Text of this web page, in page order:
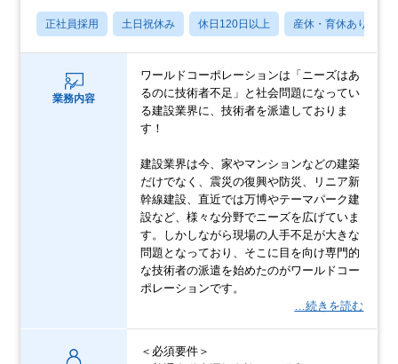
正社員採用 土日祝休み 休日120日以上 産休・育休あり
業務内容
ワールドコーポレーションは「ニーズはあ
るのに技術者不足」と社会問題になってい
る建設業界に、技術者を派遣しておりま
す！
建設業界は今、家やマンションなどの建築
だけでなく、震災の復興や防災、リニア新
幹線建設、直近では万博やテーマパーク建
設など、様々な分野でニーズを広げていま
す。しかしながら現場の人手不足が大きな
問題となっており、そこに目を向け専門的
な技術者の派遣を始めたのがワールドコー
ポレーションです。
…続きを読む
＜必須要件＞